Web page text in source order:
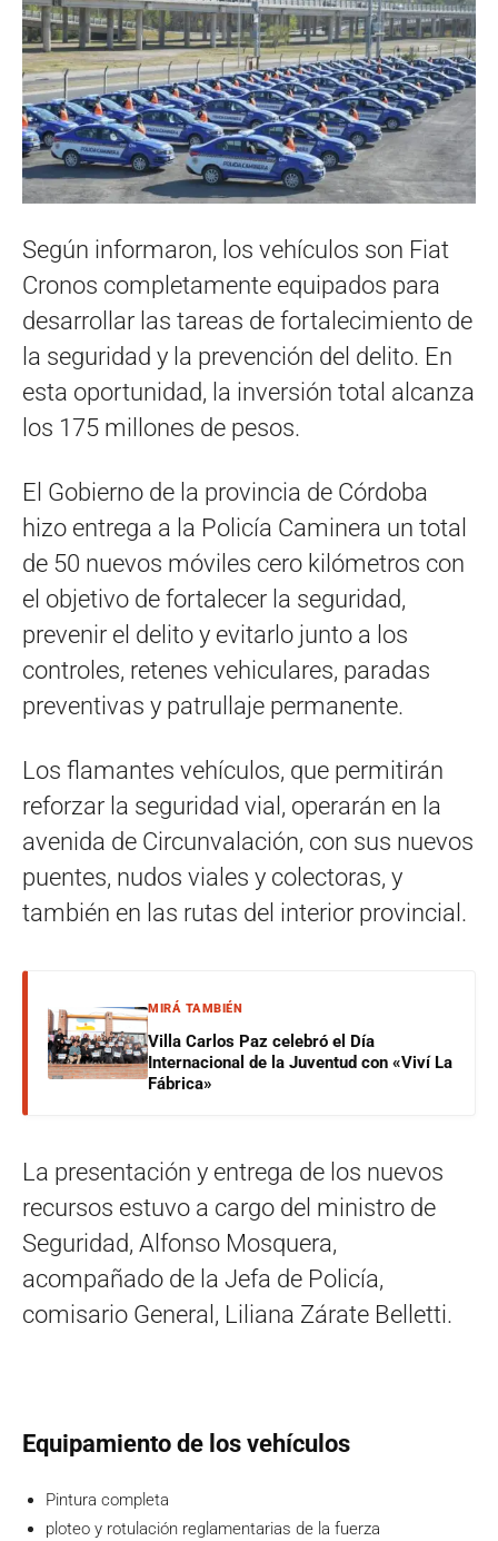
Según informaron, los vehículos son Fiat
Cronos completamente equipados para
desarrollar las tareas de fortalecimiento de
la seguridad y la prevención del delito. En
esta oportunidad, la inversión total alcanza
los 175 millones de pesos.
El Gobierno de la provincia de Córdoba
hizo entrega a la Policía Caminera un total
de 50 nuevos móviles cero kilómetros con
el objetivo de fortalecer la seguridad,
prevenir el delito y evitarlo junto a los
controles, retenes vehiculares, paradas
preventivas y patrullaje permanente.
Los flamantes vehículos, que permitirán
reforzar la seguridad vial, operarán en la
avenida de Circunvalación, con sus nuevos
puentes, nudos viales y colectoras, y
también en las rutas del interior provincial.
MIRÁ TAMBIÉN
Villa Carlos Paz celebró el Día
Internacional de la Juventud con «Viví La
Fábrica»
La presentación y entrega de los nuevos
recursos estuvo a cargo del ministro de
Seguridad, Alfonso Mosquera,
acompañado de la Jefa de Policía,
comisario General, Liliana Zárate Belletti.
Equipamiento de los vehículos
Pintura completa
ploteo y rotulación reglamentarias de la fuerza